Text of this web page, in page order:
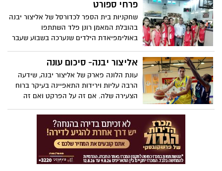
אלופים
פרחי ספורט
שחקניות בית הספר לכדורסל של אליצור יבנה
בהובלת המאמן רונן פלד השתתפו
באולימפיאדת הילדים שנערכה בשבוע שעבר
ומנהל מחלקת הספורט שאול דוד הפתיעו את
בירכו את הבנות ואיחלו להן הצלחה
באולימפיאדה. אולימפיאדת הילדים הינה
אירוע ספורטיבי-חינוכי-חברתי המתקיים
בהובלת מינהל הספורט, במשרד התרבות
והספורט בשיתוף מספר גדול של רשויות.
אליצור יבנה- סיכום עונה
עונת הלונה פארק של אליצור יבנה, שידעה
הרבה עליות וירידות התאפיינה בעיקר ברוח
הצעירה שלה. אם זה על הפרקט ואם זה
השנייה בישראל בכדורסל. עם היכל חדש
והמשכיות השמיים הם הגבול. בינתיים נראה
איזו עונה עברה על המועדון. כתב- ארז זנו
צילום- חסדאי כהן